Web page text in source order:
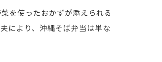
を使ったおかずが添えられる
により、沖縄そば弁当は単な